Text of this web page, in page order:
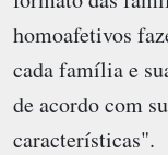
homoafetivos
cada família e
de acordo com
características".